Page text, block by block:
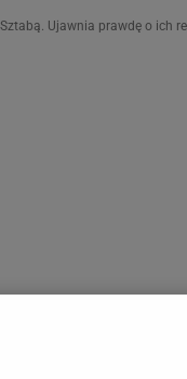
Ujawnia prawdę o ich